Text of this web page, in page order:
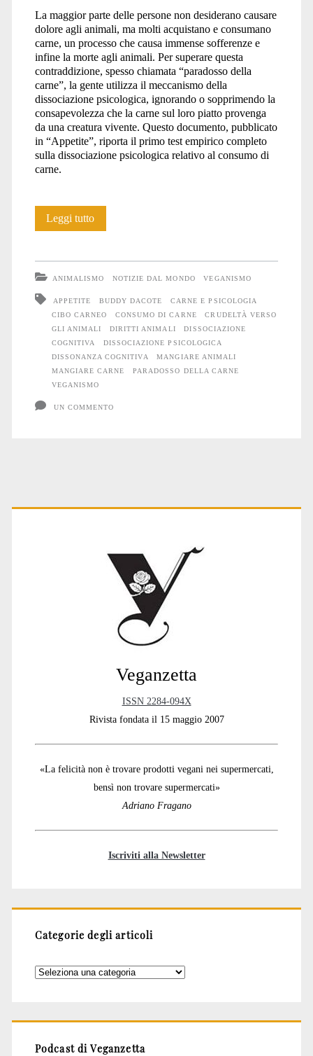
La maggior parte delle persone non desiderano causare
dolore agli animali, ma molti acquistano e consumano
carne, un processo che causa immense sofferenze e
infine la morte agli animali. Per superare questa
contraddizione, spesso chiamata “paradosso della
carne”, la gente utilizza il meccanismo della
dissociazione psicologica, ignorando o sopprimendo la
consapevolezza che la carne sul loro piatto provenga
da una creatura vivente. Questo documento, pubblicato
in “Appetite”, riporta il primo test empirico completo
sulla dissociazione psicologica relativo al consumo di
carne.
Leggi tuttoLa
mangiatori
di
carne
ANIMALISMO NOTIZIE DAL MONDO VEGANISMO
APPETITE BUDDY DACOTE
CARNE E PSICOLOGIA
CIBO CARNEO
CONSUMO DI CARNE
CRUDELTÀ VERSO
GLI ANIMALI
DIRITTI ANIMALI
DISSOCIAZIONE
COGNITIVA
DISSOCIAZIONE PSICOLOGICA
DISSONANZA COGNITIVA
MANGIARE ANIMALI
MANGIARE CARNE
PARADOSSO DELLA CARNE
VEGANISMO
UN COMMENTO
Primary
Veganzetta
ISSN 2284-094X
Rivista fondata il 15 maggio 2007
«La felicità non è trovare prodotti vegani nei supermercati,
bensì non trovare supermercati»
Adriano Fragano
Iscriviti alla Newsletter
Categorie degli articoli
Categorie
Podcast di Veganzetta